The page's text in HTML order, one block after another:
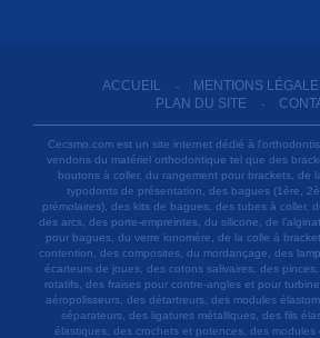
ACCUEIL - MENTIONS
PLAN DU SITE -
Cecsmo.com est un site internet dédié à
vendons du matériel orthodontique tel que des
boutons à coller, du rangement pour brackets, de
typodonts de présentation, des bagues (1ère,
prémolaires), des kits de bagues, des tubes à coller,
des arcs, des porte-empreintes, du silicone, de
pour bagues, du verre ionomère, de la colle à
contention, des composites, du mordançage, des
écarteurs de joues, des cotons salivaires, des
rotatifs, des fraises pour contre-angles et pour
aéropolisseurs, des détartreurs, des modules
séparateurs, des ligatures métalliques, des fils
élastiques, des crochets et potences, des modules